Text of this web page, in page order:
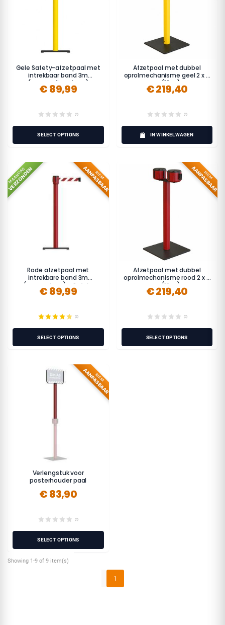
Gele Safety-afzetpaal met
intrekbaar band 3m
(personaliseerbaar)
€ 89,99
(0)
SELECT OPTIONS
Afzetpaal met dubbel
oprolmechanisme geel 2 x 9
m (18 m)
€ 219,40
(0)
IN WINKELWAGEN
MAANDAG
VERZONDEN RIEM
AANPASBAAR
Rode afzetpaal met
intrekbare band 3m
(aanpasbaar) - Safety
€ 89,99
(2)
SELECT OPTIONS
RIEM
AANPASBAAR
Afzetpaal met dubbel
oprolmechanisme rood 2 x 9
m (18 m)
€ 219,40
(0)
SELECT OPTIONS
RIEM
AANPASBAAR
Verlengstuk voor
posterhouder paal
€ 83,90
(0)
SELECT OPTIONS
Showing 1-9 of 9 item(s)
1